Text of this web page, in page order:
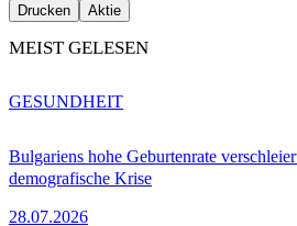
Drucken Aktie
MEIST GELESEN
Bulgariens hohe Geburtenrate
demografische Krise
28.07.2026
GESUNDHEIT